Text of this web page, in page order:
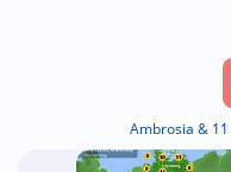
Ambrosia &